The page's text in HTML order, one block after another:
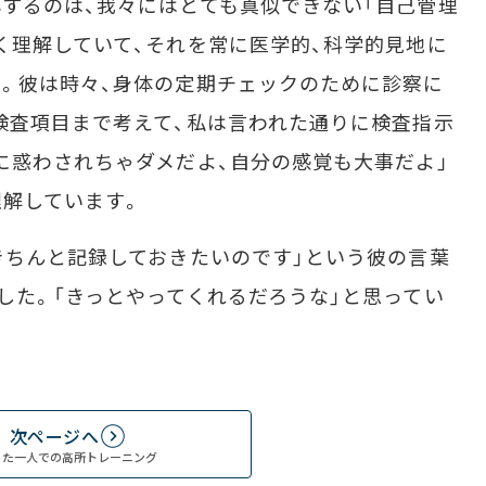
解していて、それを常に医学的、科学的見地に
彼は時々、身体の定期チェックのために診察に
項目まで考えて、私は言われた通りに検査指示
わされちゃダメだよ、自分の感覚も大事だよ」
しています。
んと記録しておきたいのです」という彼の言葉
。「きっとやってくれるだろうな」と思ってい
次ページへ
一人での高所トレーニング